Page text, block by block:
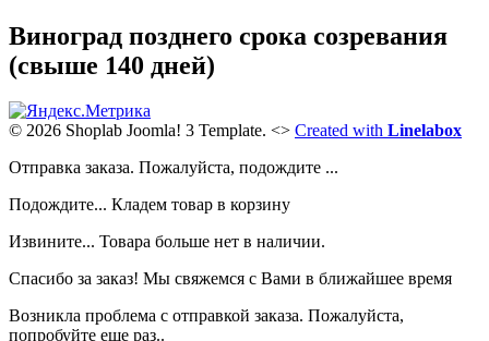
Виноград позднего срока созревания
(свыше 140 дней)
© 2026 Shoplab Joomla! 3 Template. <> Created with Linelabox
Отправка заказа. Пожалуйста, подождите ...
Подождите... Кладем товар в корзину
Извините... Товара больше нет в наличии.
Спасибо за заказ! Мы свяжемся с Вами в ближайшее время
Возникла проблема с отправкой заказа. Пожалуйста,
попробуйте еще раз..